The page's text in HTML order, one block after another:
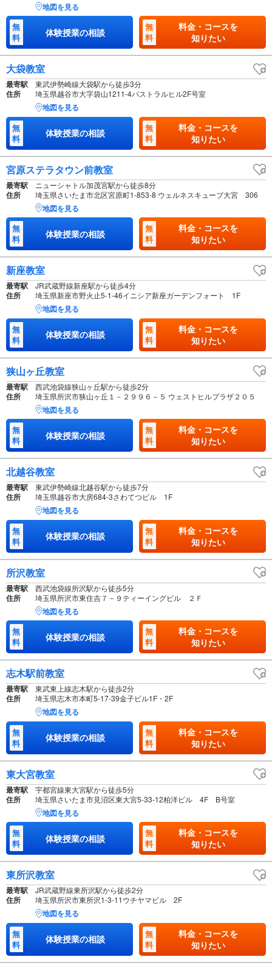
地図を見る
無
料
体験授業の相談
無
料
料金・コースを
知りたい
大袋教室
最寄駅 東武伊勢崎線大袋駅から徒歩3分
住所 埼玉県越谷市大字袋山1211-4パストラルヒル2F号室
地図を見る
無
料
体験授業の相談
無
料
料金・コースを
知りたい
宮原ステラタウン前教室
最寄駅 ニューシャトル加茂宮駅から徒歩8分
住所 埼玉県さいたま市北区宮原町1-853-8 ウェルネスキューブ大宮 306
地図を見る
無
料
体験授業の相談
無
料
料金・コースを
知りたい
新座教室
最寄駅 JR武蔵野線新座駅から徒歩4分
住所 埼玉県新座市野火止5-1-46イニシア新座ガーデンフォート 1F
地図を見る
無
料
体験授業の相談
無
料
料金・コースを
知りたい
狭山ヶ丘教室
最寄駅 西武池袋線狭山ヶ丘駅から徒歩2分
住所 埼玉県所沢市狭山ヶ丘１－２９９６－５ ウェストヒルプラザ２０５
地図を見る
無
料
体験授業の相談
無
料
料金・コースを
知りたい
北越谷教室
最寄駅 東武伊勢崎線北越谷駅から徒歩7分
住所 埼玉県越谷市大房684-3さわてつビル 1F
地図を見る
無
料
体験授業の相談
無
料
料金・コースを
知りたい
所沢教室
最寄駅 西武池袋線所沢駅から徒歩5分
住所 埼玉県所沢市東住吉７－９ティーイングビル ２Ｆ
地図を見る
無
料
体験授業の相談
無
料
料金・コースを
知りたい
志木駅前教室
最寄駅 東武東上線志木駅から徒歩2分
住所 埼玉県志木市本町5-17-39金子ビル1F・2F
地図を見る
無
料
体験授業の相談
無
料
料金・コースを
知りたい
東大宮教室
最寄駅 宇都宮線東大宮駅から徒歩5分
住所 埼玉県さいたま市見沼区東大宮5-33-12柏洋ビル 4F B号室
地図を見る
無
料
体験授業の相談
無
料
料金・コースを
知りたい
東所沢教室
最寄駅 JR武蔵野線東所沢駅から徒歩2分
住所 埼玉県所沢市東所沢1-3-11ウチヤマビル 2F
地図を見る
無
料
体験授業の相談
無
料
料金・コースを
知りたい